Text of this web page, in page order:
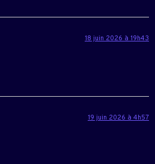
18 juin 2026 à 19h43
19 juin 2026 à 4h57